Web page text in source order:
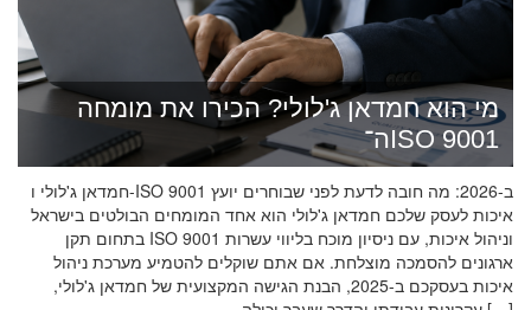
מי הוא חמדאן ג'לולי? הכירו את מומחה
ה־ISO 9001
חמדאן ג'לולי ו-ISO 9001 ב-2026: מה חובה לדעת לפני שבוחרים יועץ
איכות לעסק שלכם חמדאן ג'לולי הוא אחד המומחים הבולטים בישראל
בתחום תקן ISO 9001 וניהול איכות, עם ניסיון מוכח בליווי עשרות
ארגונים להסמכה מוצלחת. אם אתם שוקלים להטמיע מערכת ניהול
איכות בעסקכם ב-2025, הבנת הגישה המקצועית של חמדאן ג'לולי,